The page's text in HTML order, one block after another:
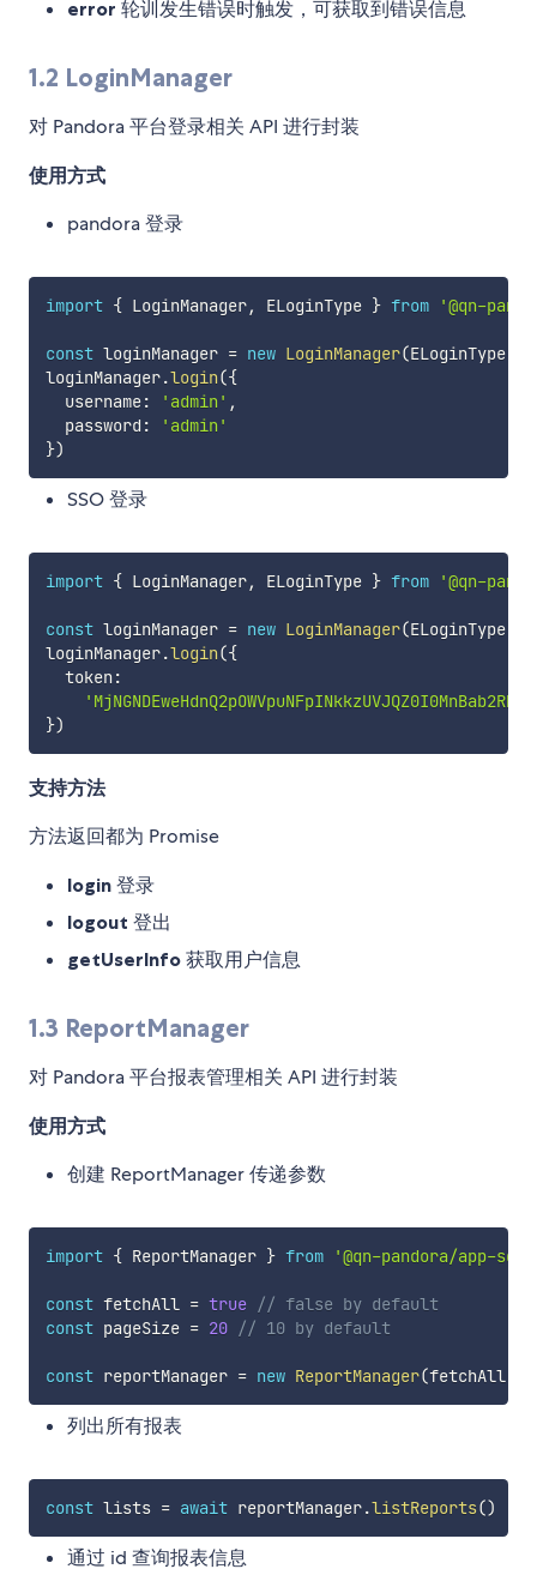
error 轮训发生错误时触发，可获取到错误信息
1.2 LoginManager
对 Pandora 平台登录相关 API 进行封装
使用方式
pandora 登录
import { LoginManager, ELoginType } from '@qn-
const loginManager = new LoginManager(ELoginType.
loginManager.login({
  username
: 'admin' ,
  password
:
'admin'
})
SSO 登录
import { LoginManager, ELoginType } from '@qn-
const loginManager = new LoginManager(ELoginType.
loginManager.login({
  token
:
})
支持方法
方法返回都为 Promise
login 登录
logout 登出
getUserInfo 获取用户信息
1.3 ReportManager
对 Pandora 平台报表管理相关 API 进行封装
使用方式
创建 ReportManager 传递参数
import { ReportManager } from '@qn-pandora/app-sdk'
const fetchAll = true // false by default
const pageSize = 20 // 10 by default
const reportManager = new ReportManager(fetchAll,
列出所有报表
const lists = await reportManager.listReports()
通过 id 查询报表信息